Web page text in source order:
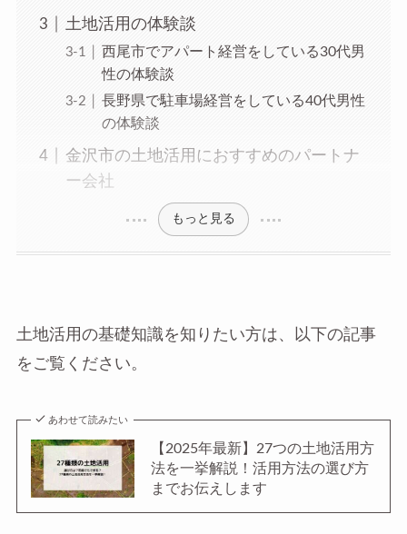
土地活用の体験談
西尾市でアパート経営をしている30代男
性の体験談
長野県で駐車場経営をしている40代男性
の体験談
金沢市の土地活用におすすめのパートナ
ー会社
もっと見る
土地活用の基礎知識を知りたい方は、以下の記事
をご覧ください。
あわせて読みたい
【2025年最新】27つの土地活用方
法を一挙解説！活用方法の選び方
までお伝えします